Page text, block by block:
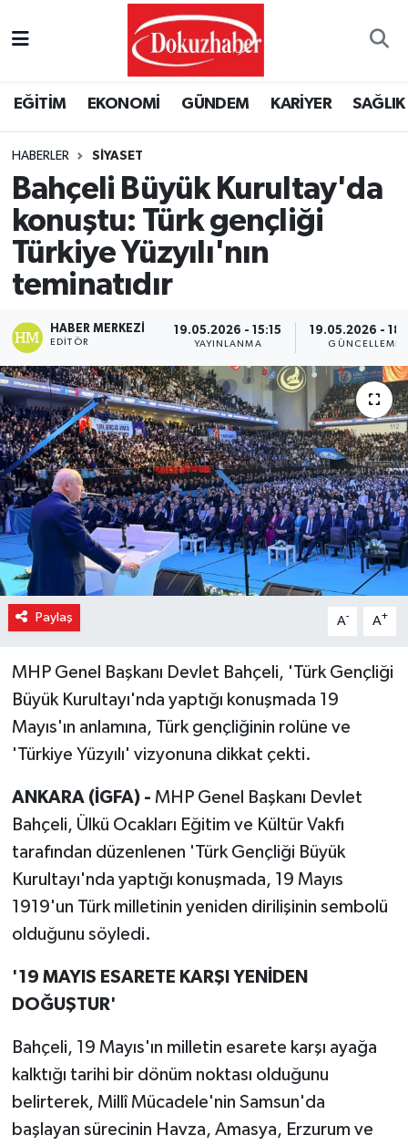
EĞİTİM EKONOMİ GÜNDEM KARİYER SAĞLIK
HABERLER SİYASET
Bahçeli Büyük Kurultay'da
konuştu: Türk gençliği
Türkiye Yüzyılı'nın
teminatıdır
HABER MERKEZI
EDITÖR
19.05.2026 - 15:15
YAYINLANMA
19.05.2026 -
GÜNCELLEME
Paylaş A- A+
MHP Genel Başkanı Devlet Bahçeli, 'Türk Gençliği
Büyük Kurultayı'nda yaptığı konuşmada 19
Mayıs'ın anlamına, Türk gençliğinin rolüne ve
'Türkiye Yüzyılı' vizyonuna dikkat çekti.
ANKARA (İGFA) - MHP Genel Başkanı Devlet
Bahçeli, Ülkü Ocakları Eğitim ve Kültür Vakfı
tarafından düzenlenen 'Türk Gençliği Büyük
Kurultayı'nda yaptığı konuşmada, 19 Mayıs
1919'un Türk milletinin yeniden dirilişinin sembolü
olduğunu söyledi.
'19 MAYIS ESARETE KARŞI YENİDEN
DOĞUŞTUR'
Bahçeli, 19 Mayıs'ın milletin esarete karşı ayağa
kalktığı tarihi bir dönüm noktası olduğunu
belirterek, Millî Mücadele'nin Samsun'da
başlayan sürecinin Havza, Amasya, Erzurum ve
Puan Durumu ve Fikstür
Tüm Manşetler
Son Dakika Haberleri